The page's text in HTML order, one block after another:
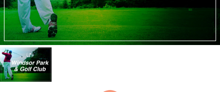
About
私たちについて